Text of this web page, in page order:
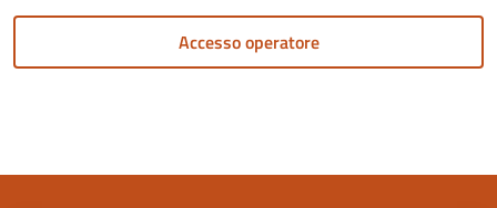
Accesso operatore